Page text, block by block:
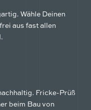
Wähle Deinen
aus fast allen
Fricke-Prüß
beim Bau von